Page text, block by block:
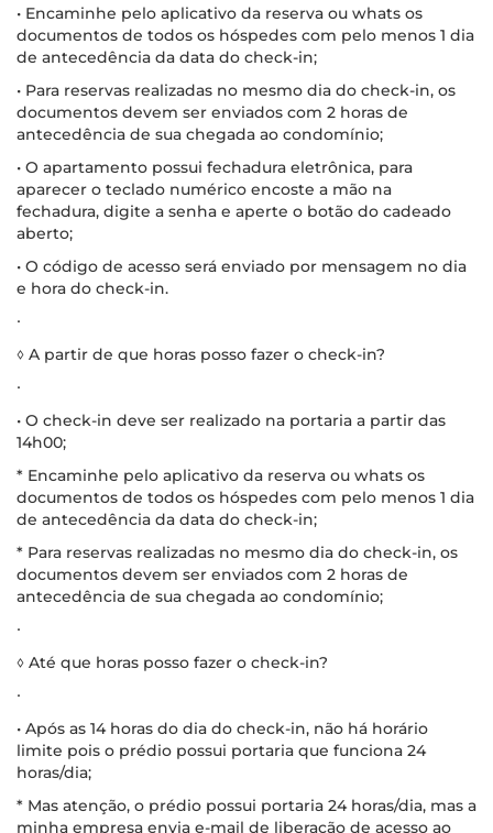
• Encaminhe pelo aplicativo da reserva ou whats os
documentos de todos os hóspedes com pelo menos 1 dia
de antecedência da data do check-in;
• Para reservas realizadas no mesmo dia do check-in, os
documentos devem ser enviados com 2 horas de
antecedência de sua chegada ao condomínio;
• O apartamento possui fechadura eletrônica, para
aparecer o teclado numérico encoste a mão na
fechadura, digite a senha e aperte o botão do cadeado
aberto;
• O código de acesso será enviado por mensagem no dia
e hora do check-in.
∙
◊ A partir de que horas posso fazer o check-in?
∙
• O check-in deve ser realizado na portaria a partir das
14h00;
* Encaminhe pelo aplicativo da reserva ou whats os
documentos de todos os hóspedes com pelo menos 1 dia
de antecedência da data do check-in;
* Para reservas realizadas no mesmo dia do check-in, os
documentos devem ser enviados com 2 horas de
antecedência de sua chegada ao condomínio;
∙
◊ Até que horas posso fazer o check-in?
∙
• Após as 14 horas do dia do check-in, não há horário
limite pois o prédio possui portaria que funciona 24
horas/dia;
* Mas atenção, o prédio possui portaria 24 horas/dia, mas a
minha empresa envia e-mail de liberação de acesso ao